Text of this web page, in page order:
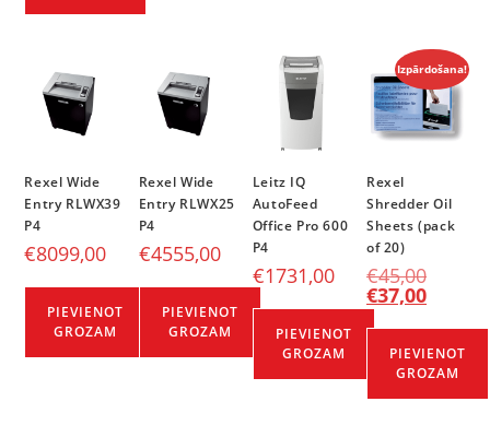
Rexel Wide
Entry RLWX39
P4
€8099,00
PIEVIENOT
GROZAM
Rexel Wide
Entry RLWX25
P4
€4555,00
PIEVIENOT
GROZAM
Leitz IQ
AutoFeed
Office Pro 600
P4
€1731,00
PIEVIENOT
GROZAM
Izpārdošana!
Rexel
Shredder Oil
Sheets (pack
of 20)
€45,00
€37,00
PIEVIENOT
GROZAM